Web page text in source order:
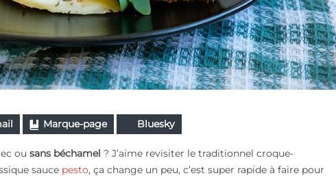
Marque-page Bluesky
ou sans béchamel ? J’aime revisiter le traditionnel croque-
sauce pesto, ça change un peu, c’est super rapide à faire pour